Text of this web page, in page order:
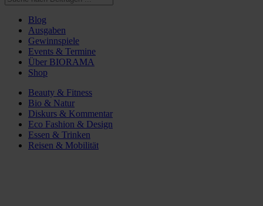
Blog
Ausgaben
Gewinnspiele
Events & Termine
Über BIORAMA
Shop
Beauty & Fitness
Bio & Natur
Diskurs & Kommentar
Eco Fashion & Design
Essen & Trinken
Reisen & Mobilität